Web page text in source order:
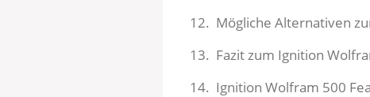
Mögliche Alternativen
Fazit zum Ignition
Ignition Wolfram 500